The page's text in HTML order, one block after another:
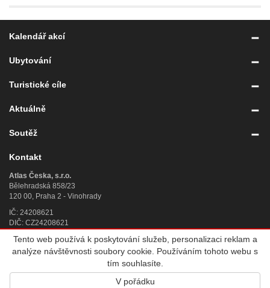
Kalendář akcí
Ubytování
Turistické cíle
Aktuálně
Soutěž
Kontakt
Atlas Česka, s.r.o.
Bělehradská 858/23
120 00, Praha 2 - Vinohrady
IČ: 24208621
DIČ: CZ24208621
Úplný kontakt »
Atlas Česka, s.r.o., IČ 242 08 621, se sídlem Praha 2,
Bělehradská 858/23, PSČ 120 00, sp. zn. C 188784 vedená u Městského
soudu v Praze. Všechna práva vyhrazena. Vyrobila a provozuje
Tento web používá k poskytování služeb, personalizaci reklam a
analýze návštěvnosti soubory cookie. Používáním tohoto webu s
tím souhlasíte.
V pořádku